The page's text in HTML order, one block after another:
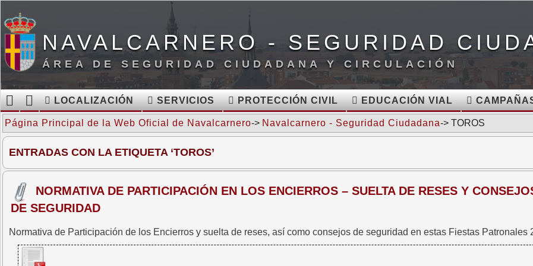
NAVALCARNERO - SEGURIDAD
ÁREA DE SEGURIDAD CIUDADANA Y CIRCULACIÓN
LOCALIZACIÓN SERVICIOS PROTECCIÓN CIVIL EDUCACIÓN VIAL
Página Principal de la Web Oficial de Navalcarnero-> Navalcarnero - Seguridad Ciudadana-> TOROS
ENTRADAS CON LA ETIQUETA ‘TOROS’
NORMATIVA DE PARTICIPACIÓN EN LOS ENCIERROS – SUELTA DE RESES Y
DE SEGURIDAD
Normativa de Participación de los Encierros y suelta de reses, así como consejos de seguridad en estas Fiestas Patronales